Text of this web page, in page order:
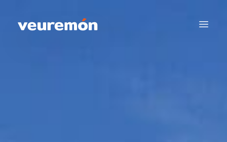
Your Company